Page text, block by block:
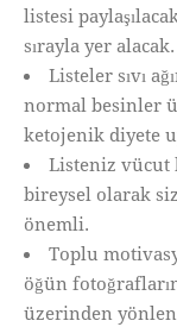
listesi
sırayla yer
Listeler sıvı
normal besinler
ketojenik diyete
Listeniz vücut
bireysel olarak
önemli.
Toplu
öğün
üzerinden